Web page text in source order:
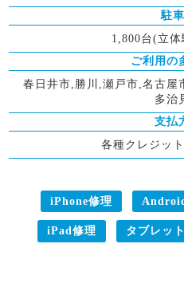
駐
1,800台(立
ご利用の
春日井市,勝川,瀬戸市,名古屋
多治
支払
各種クレジッ
iPhone修理
iPad修理 タブレッ